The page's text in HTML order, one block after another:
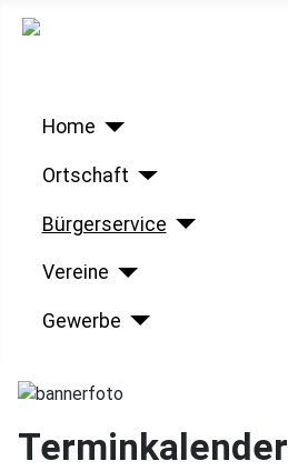
Home
Ortschaft
Bürgerservice
Vereine
Gewerbe
Terminkalender